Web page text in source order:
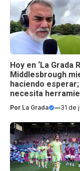
Hoy en ‘La Grada
Middlesbrough
haciendo
necesita
Por La Grada —31 de